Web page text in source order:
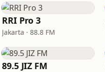
RRI Pro 3
Jakarta · 88.8 FM
89.5 JIZ FM